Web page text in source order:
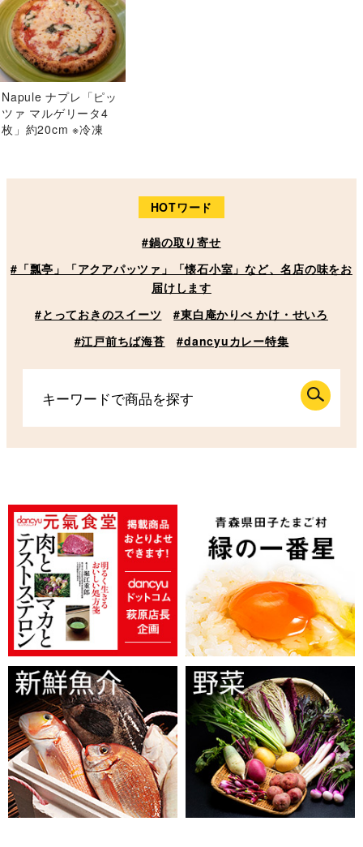
Napule ナプレ「ピッ
ツァ マルゲリータ4
枚」約20cm ※冷凍
HOTワード
#鍋の取り寄せ
#「瓢亭」「アクアパッツァ」「懐石小室」など、名店の味をお
届けします
#とっておきのスイーツ
#東白庵かりべ かけ・せいろ
#江戸前ちば海苔
#dancyuカレー特集